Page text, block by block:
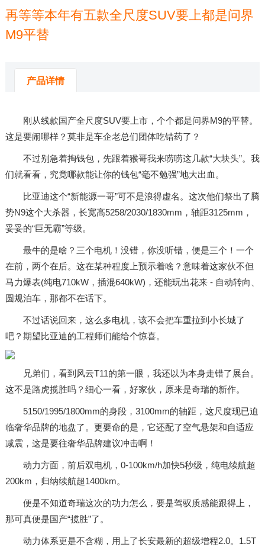
再等等本年有五款全尺度SUV要上都是问界
M9平替
产品详情
刚从线款国产全尺度SUV要上市，个个都是问界M9的平替。
这是要闹哪样？莫非是车企老总们团体吃错药了？
不过别急着掏钱包，先跟着猴哥我来唠唠这几款“大块头”。我
们就看看，究竟哪款能让你的钱包“毫不勉强”地大出血。
比亚迪这个“新能源一哥”可不是浪得虚名。这次他们祭出了腾
势N9这个大杀器，长宽高5258/2030/1830mm，轴距3125mm，
妥妥的“巨无霸”等级。
最牛的是啥？三个电机！没错，你没听错，便是三个！一个
在前，两个在后。这在某种程度上预示着啥？意味着这家伙不但
马力爆表(纯电710kW，插混640kW)，还能玩出花来 - 自动转向、
圆规泊车，那都不在话下。
不过话说回来，这么多电机，该不会把车重拉到小长城了
吧？期望比亚迪的工程师们能给个惊喜。
兄弟们，看到风云T11的第一眼，我还以为本身走错了展台。
这不是路虎揽胜吗？细心一看，好家伙，原来是奇瑞的新作。
5150/1995/1800mm的身段，3100mm的轴距，这尺度现已迫
临奢华品牌的地盘了。更要命的是，它还配了空气悬架和自适应
减震，这是要往奢华品牌建议冲击啊！
动力方面，前后双电机，0-100km/h加快5秒级，纯电续航超
200km，归纳续航超1400km。
便是不知道奇瑞这次的功力怎么，要是驾驭质感能跟得上，
那可真便是国产“揽胜”了。
动力体系更是不含糊，用上了长安最新的超级增程2.0。1.5T